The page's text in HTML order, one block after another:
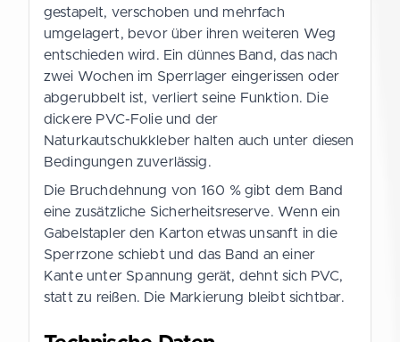
gestapelt, verschoben und mehrfach
umgelagert, bevor über ihren weiteren Weg
entschieden wird. Ein dünnes Band, das nach
zwei Wochen im Sperrlager eingerissen oder
abgerubbelt ist, verliert seine Funktion. Die
dickere PVC-Folie und der
Naturkautschukkleber halten auch unter diesen
Bedingungen zuverlässig.
Die Bruchdehnung von 160 % gibt dem Band
eine zusätzliche Sicherheitsreserve. Wenn ein
Gabelstapler den Karton etwas unsanft in die
Sperrzone schiebt und das Band an einer
Kante unter Spannung gerät, dehnt sich PVC,
statt zu reißen. Die Markierung bleibt sichtbar.